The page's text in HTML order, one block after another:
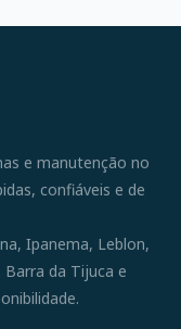
e manutenção no
confiáveis e de
Ipanema, Leblon,
da Tijuca e